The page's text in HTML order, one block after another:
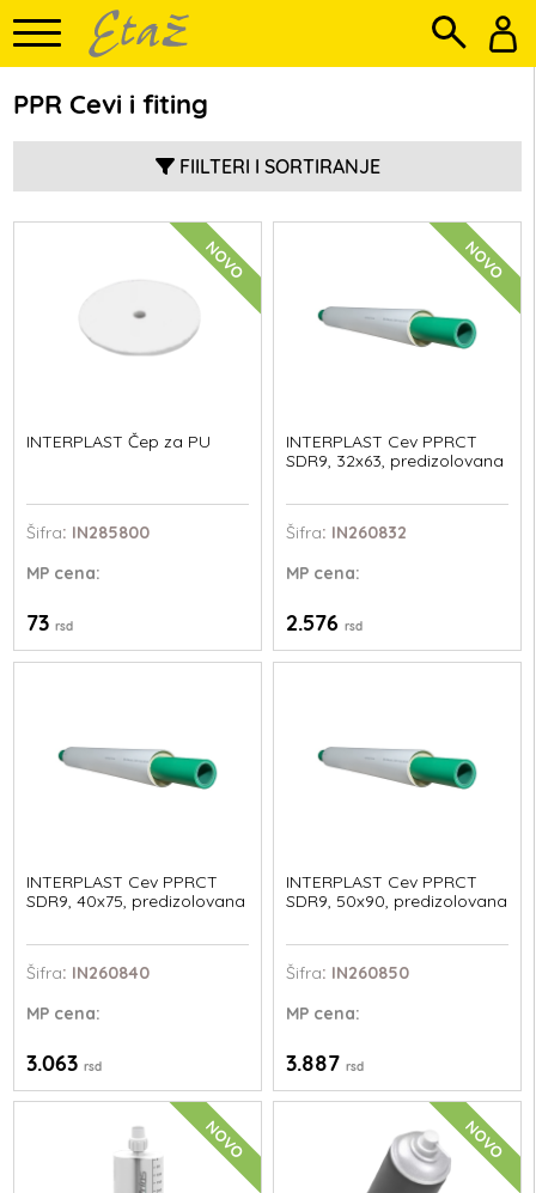
PPR Cevi i fiting
FIILTERI I SORTIRANJE
NOVO
INTERPLAST Čep za PU
Šifra: IN285800
MP cena:
73rsd
NOVO
INTERPLAST Cev PPRCT
SDR9, 32x63, predizolovana
Šifra: IN260832
MPcena:
2.576 rsd
INTERPLAST Cev PPRCT
SDR9, 40x75, predizolovana
Šifra: IN260840
MP cena:
3.063rsd
INTERPLAST Cev PPRCT
SDR9, 50x90, predizolovana
Šifra: IN260850
MPcena:
3.887 rsd
NOVO NOVO